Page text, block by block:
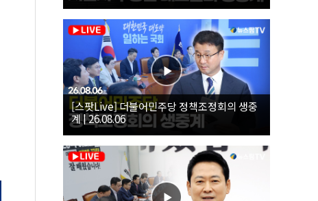
[스팟Live] 더불어민주당 정책조정회의 생중
계 | 26.08.06